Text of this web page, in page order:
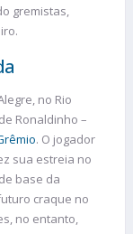
gremistas,
no Rio
Ronaldinho –
. O jogador
sua estreia no
base da
craque no
no entanto,